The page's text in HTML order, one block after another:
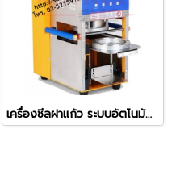
เครื่องซีลฝาแก้ว ระบบอัตโนมัติ มีตัวนับแก้ว รุ่น ZF-07